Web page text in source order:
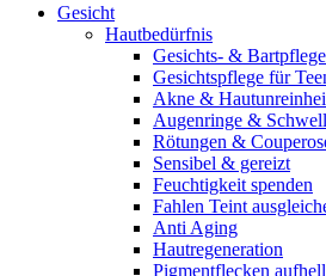
Gesicht
Hautbedürfnis
Gesichts- &
Gesichtspflege für
Akne &
Augenringe &
Rötungen &
Sensibel & gereizt
Feuchtigkeit spenden
Fahlen Teint
Anti Aging
Hautregeneration
Pigmentflecken